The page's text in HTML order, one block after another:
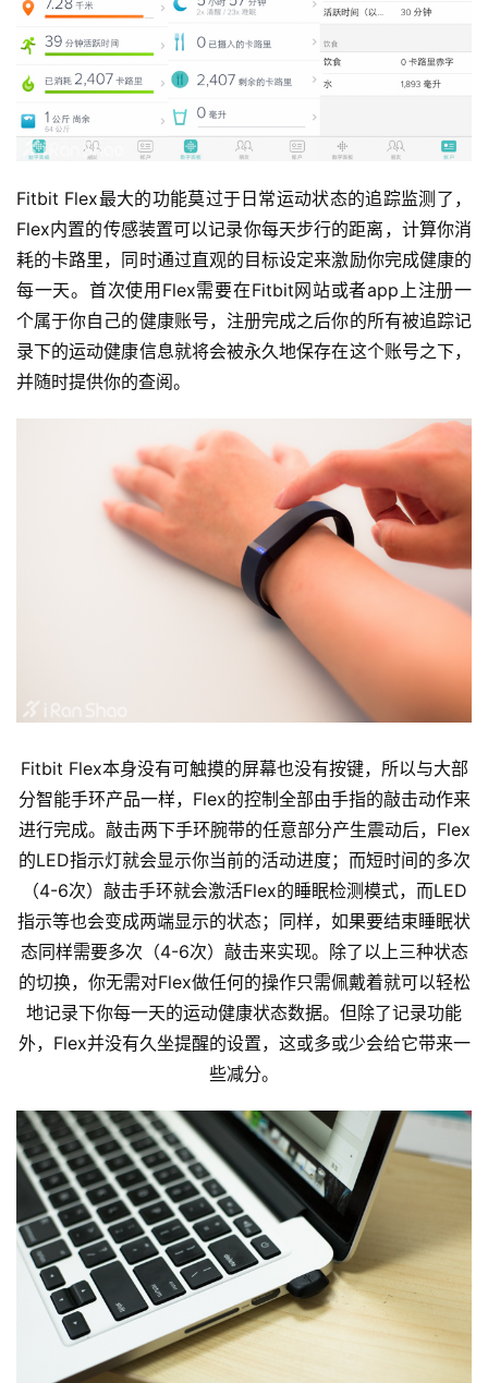
Fitbit Flex最大的功能莫过于日常运动状态的追踪监测了，
Flex内置的传感装置可以记录你每天步行的距离，计算你消
耗的卡路里，同时通过直观的目标设定来激励你完成健康的
每一天。首次使用Flex需要在Fitbit网站或者app上注册一
个属于你自己的健康账号，注册完成之后你的所有被追踪记
录下的运动健康信息就将会被永久地保存在这个账号之下，
并随时提供你的查阅。
Fitbit Flex本身没有可触摸的屏幕也没有按键，所以与大部
分智能手环产品一样，Flex的控制全部由手指的敲击动作来
进行完成。敲击两下手环腕带的任意部分产生震动后，Flex
的LED指示灯就会显示你当前的活动进度；而短时间的多次
（4-6次）敲击手环就会激活Flex的睡眠检测模式，而LED
指示等也会变成两端显示的状态；同样，如果要结束睡眠状
态同样需要多次（4-6次）敲击来实现。除了以上三种状态
的切换，你无需对Flex做任何的操作只需佩戴着就可以轻松
地记录下你每一天的运动健康状态数据。但除了记录功能
外，Flex并没有久坐提醒的设置，这或多或少会给它带来一
些减分。